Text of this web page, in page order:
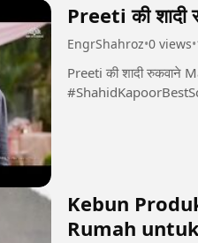
Preeti की
EngrShahroz•0 views•
Preeti की शादी रुकवाने
Kebun
Rumah